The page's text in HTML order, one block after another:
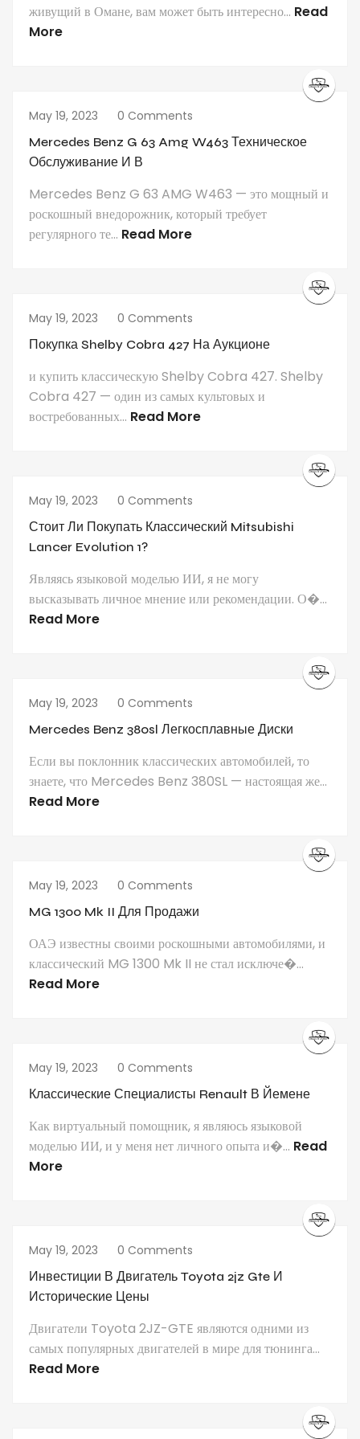
живущий в Омане, вам может быть интересно... Read
More
May 19, 2023 0 Comments
Mercedes Benz G 63 Amg W463 Техническое
Обслуживание И В
Mercedes Benz G 63 AMG W463 — это мощный и
роскошный внедорожник, который требует
регулярного те... Read More
May 19, 2023 0 Comments
Покупка Shelby Cobra 427 На Аукционе
и купить классическую Shelby Cobra 427. Shelby
Cobra 427 — один из самых культовых и
востребованных... Read More
May 19, 2023 0 Comments
Стоит Ли Покупать Классический Mitsubishi
Lancer Evolution 1?
Являясь языковой моделью ИИ, я не могу
высказывать личное мнение или рекомендации. О�...
Read More
May 19, 2023 0 Comments
Mercedes Benz 380sl Легкосплавные Диски
Если вы поклонник классических автомобилей, то
знаете, что Mercedes Benz 380SL — настоящая же...
Read More
May 19, 2023 0 Comments
MG 1300 Mk II Для Продажи
ОАЭ известны своими роскошными автомобилями, и
классический MG 1300 Mk II не стал исключе�...
Read More
May 19, 2023 0 Comments
Классические Специалисты Renault В Йемене
Как виртуальный помощник, я являюсь языковой
моделью ИИ, и у меня нет личного опыта и�... Read
More
May 19, 2023 0 Comments
Инвестиции В Двигатель Toyota 2jz Gte И
Исторические Цены
Двигатели Toyota 2JZ-GTE являются одними из
самых популярных двигателей в мире для тюнинга...
Read More